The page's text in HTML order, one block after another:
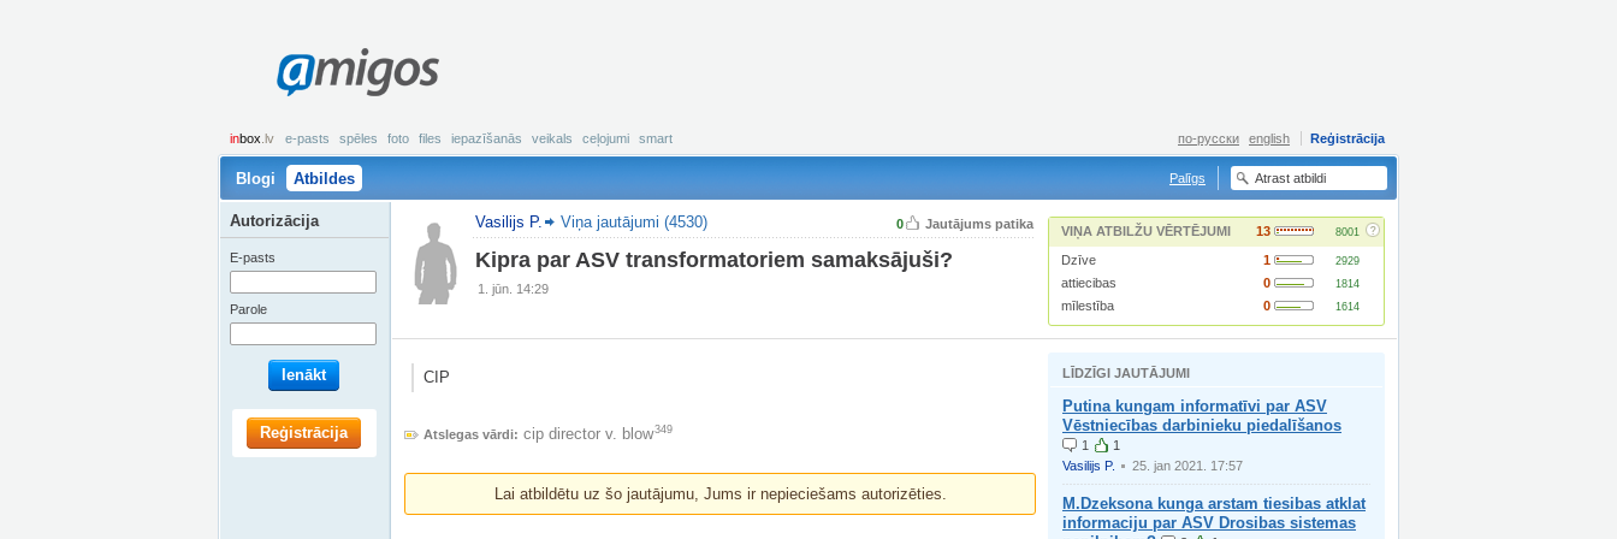
amigos
inbox .lv e-pasts spēles foto files iepazīšanās veikals ceļojumi smart Reģistrācija
по-русски english
Blogi Atbildes Palīgs
0 Jautājums patika
Vasilijs P. Viņa jautājumi (4530)
Kipra par ASV transformatoriem samaksājuši?
1. jūn. 14:29
VIŅA ATBILŽU VĒRTĒJUMI 13 8001 ?
Dzīve 1 2929
attiecibas 0 1814
mīlestība 0 1614
CIP
Atslegas vārdi: cip director v. blow349
Lai atbildētu uz šo jautājumu, Jums ir nepieciešams autorizēties.
LĪDZĪGI JAUTĀJUMI
Putina kungam informatīvi par ASV
Vēstniecības darbinieku piedalīšanos
1
1
Vasilijs P.
25. jan 2021. 17:57
M.Dzeksona kunga arstam tiesibas atklat
informaciju par ASV Drosibas sistemas
Autorizācija
E-pasts
Parole
Ienākt
Reģistrācija